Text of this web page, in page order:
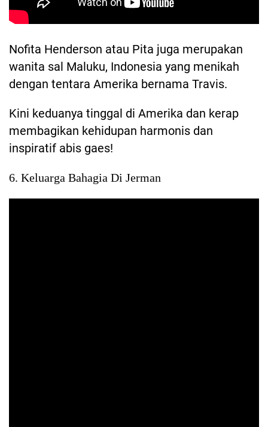
Nofita Henderson atau Pita juga merupakan
wanita sal Maluku, Indonesia yang menikah
dengan tentara Amerika bernama Travis.
Kini keduanya tinggal di Amerika dan kerap
membagikan kehidupan harmonis dan
inspiratif abis gaes!
6. Keluarga Bahagia Di Jerman